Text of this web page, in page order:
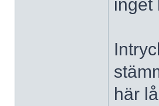
inget
här